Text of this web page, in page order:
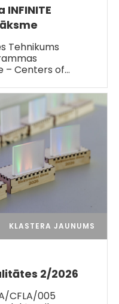
Tehnikums
– Centers of…
KLASTERA JAUNUMS
2/2026
CFLA/005